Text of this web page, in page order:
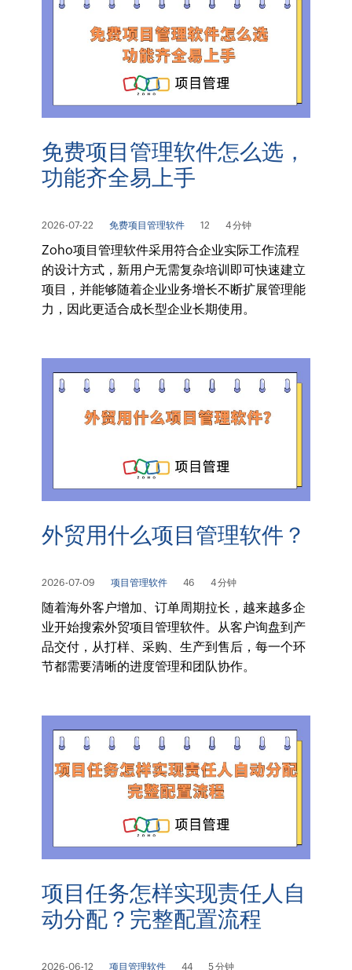
免费项目管理软件怎么选，
功能齐全易上手
2026-07-22 免费项目管理软件 12 4 分钟
Zoho项目管理软件采用符合企业实际工作流程
的设计方式，新用户无需复杂培训即可快速建立
项目，并能够随着企业业务增长不断扩展管理能
力，因此更适合成长型企业长期使用。
外贸用什么项目管理软件？
2026-07-09 项目管理软件 46 4 分钟
随着海外客户增加、订单周期拉长，越来越多企
业开始搜索外贸项目管理软件。从客户询盘到产
品交付，从打样、采购、生产到售后，每一个环
节都需要清晰的进度管理和团队协作。
项目任务怎样实现责任人自
动分配？完整配置流程
2026-06-12 项目管理软件 44 5 分钟